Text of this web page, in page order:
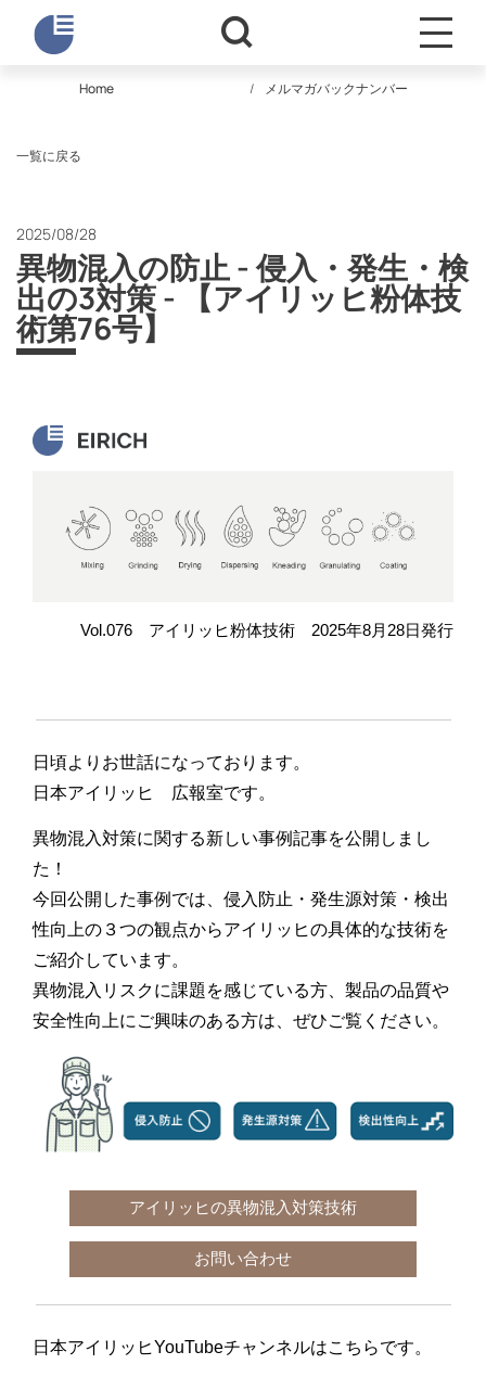
Home メルマガバックナンバー
一覧に戻る
2025/08/28
異物混入の防止 - 侵入・発生・検
出の3対策 - 【アイリッヒ粉体技
術第76号】
Vol.076 アイリッヒ粉体技術 2025年8月28日発行
日頃よりお世話になっております。
日本アイリッヒ 広報室です。
異物混入対策に関する新しい事例記事を公開しまし
た！
今回公開した事例では、侵入防止・ 発生源対策・ 検出
性向上の３つの観点からアイリッヒの具体的な技術を
ご紹介しています。
異物混入リスクに課題を感じている方、製品の品質や
安全性向上にご興味のある方は
ぜひご覧ください。
アイリッヒの異物混入対策技術
お問い合わせ
日本アイリッヒYouTubeチャンネルはこちらです。